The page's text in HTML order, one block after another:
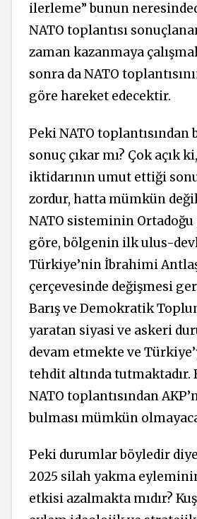
ilerleme” bunun
NATO toplantısı
zaman kazanmaya
sonra da NATO
göre hareket edecektir.
Peki NATO toplantısından
sonuç çıkar mı? Çok açık
iktidarının umut ettiği
zordur, hatta mümkün
NATO sisteminin
göre, bölgenin ilk ulus-
Türkiye’nin İbrahimi
çerçevesinde değişmesi
Barış ve Demokratik
yaratan siyasi ve askeri
devam etmekte ve
tehdit altında tutmaktadır.
NATO toplantısından
bulması mümkün
Peki durumlar böyledir
2025 silah yakma
etkisi azalmakta mıdır?